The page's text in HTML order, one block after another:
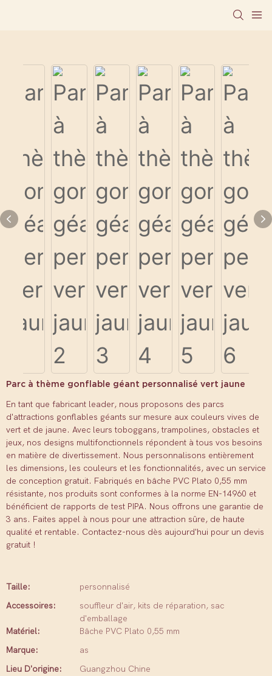
Parc à thème gonflable géant personnalisé vert jaune
En tant que fabricant leader, nous proposons des parcs
d'attractions gonflables géants sur mesure aux couleurs vives de
vert et de jaune. Avec leurs toboggans, trampolines, obstacles et
jeux, nos designs multifonctionnels répondent à tous vos besoins
en matière de divertissement. Nous personnalisons entièrement
les dimensions, les couleurs et les fonctionnalités, avec un service
de conception gratuit. Fabriqués en bâche PVC Plato 0,55 mm
résistante, nos produits sont conformes à la norme EN-14960 et
bénéficient de rapports de test PIPA. Nous offrons une garantie de
3 ans. Faites appel à nous pour une attraction sûre, de haute
qualité et rentable. Contactez-nous dès aujourd'hui pour un devis
gratuit !
Taille:
personnalisé
Accessoires:
souffleur d'air, kits de réparation, sac
d'emballage
Matériel:
Bâche PVC Plato 0,55 mm
Marque:
as
Lieu D'origine:
Guangzhou Chine